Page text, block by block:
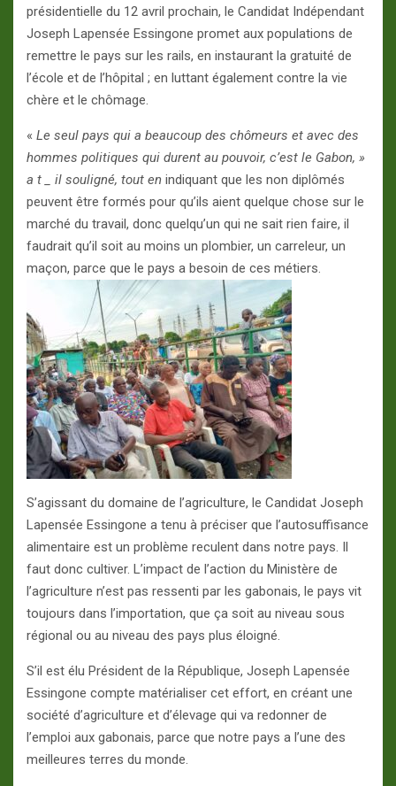
présidentielle du 12 avril prochain, le Candidat Indépendant
Joseph Lapensée Essingone promet aux populations de
remettre le pays sur les rails, en instaurant la gratuité de
l’école et de l’hôpital ; en luttant également contre la vie
chère et le chômage.
« Le seul pays qui a beaucoup des chômeurs et avec des
hommes politiques qui durent au pouvoir, c’est le Gabon, »
a t _ il souligné, tout en indiquant que les non diplômés
peuvent être formés pour qu’ils aient quelque chose sur le
marché du travail, donc quelqu’un qui ne sait rien faire, il
faudrait qu’il soit au moins un plombier, un carreleur, un
maçon, parce que le pays a besoin de ces métiers.
S’agissant du domaine de l’agriculture, le Candidat Joseph
Lapensée Essingone a tenu à préciser que l’autosuffisance
alimentaire est un problème reculent dans notre pays. Il
faut donc cultiver. L’impact de l’action du Ministère de
l’agriculture n’est pas ressenti par les gabonais, le pays vit
toujours dans l’importation, que ça soit au niveau sous
régional ou au niveau des pays plus éloigné.
S’il est élu Président de la République, Joseph Lapensée
Essingone compte matérialiser cet effort, en créant une
société d’agriculture et d’élevage qui va redonner de
l’emploi aux gabonais, parce que notre pays a l’une des
meilleures terres du monde.